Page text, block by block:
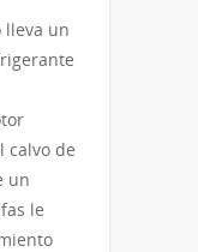
lleva un
calvo de
un
le